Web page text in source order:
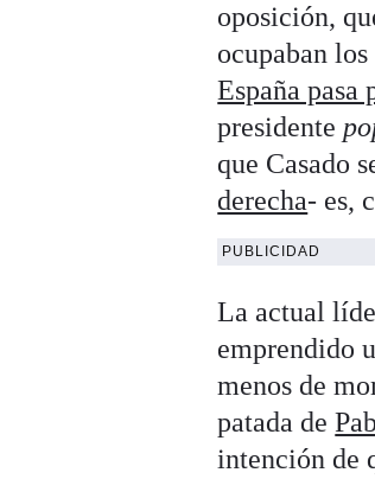
oposición,
ocupaban los
España pasa
presidente
que Casado
derecha- es,
PUBLICIDAD
La actual
emprendido
menos de
patada de
intención de